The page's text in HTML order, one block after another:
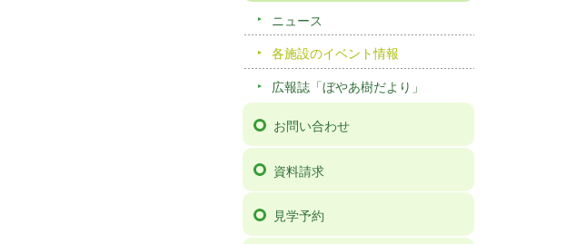
ニュース
各施設のイベント情報
広報誌「ぼやあ樹だより」
お問い合わせ
資料請求
見学予約